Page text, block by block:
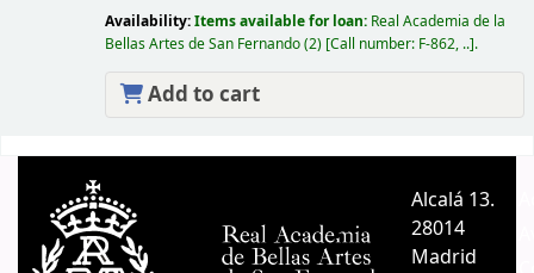
Availability:Items available for loan: Real Academia de la
Bellas Artes de San Fernando(2) Call number: F-862, .. .
Add to cart
Alcalá 13.
28014
Madrid